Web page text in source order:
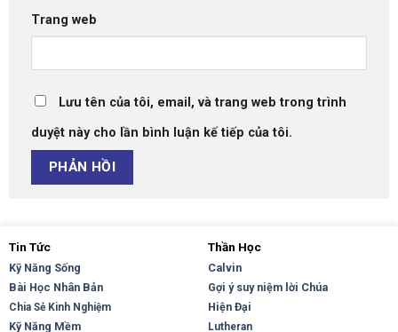
Trang web
Lưu tên của tôi, email, và trang web trong trình
duyệt này cho lần bình luận kế tiếp của tôi.
Tin Tức
Kỹ Năng Sống
Bài Học Nhân Bản
Chia Sẻ Kinh Nghiệm
Kỹ Năng Mềm
Thần Học
Calvin
Gợi ý suy niệm lời Chúa
Hiện Đại
Lutheran